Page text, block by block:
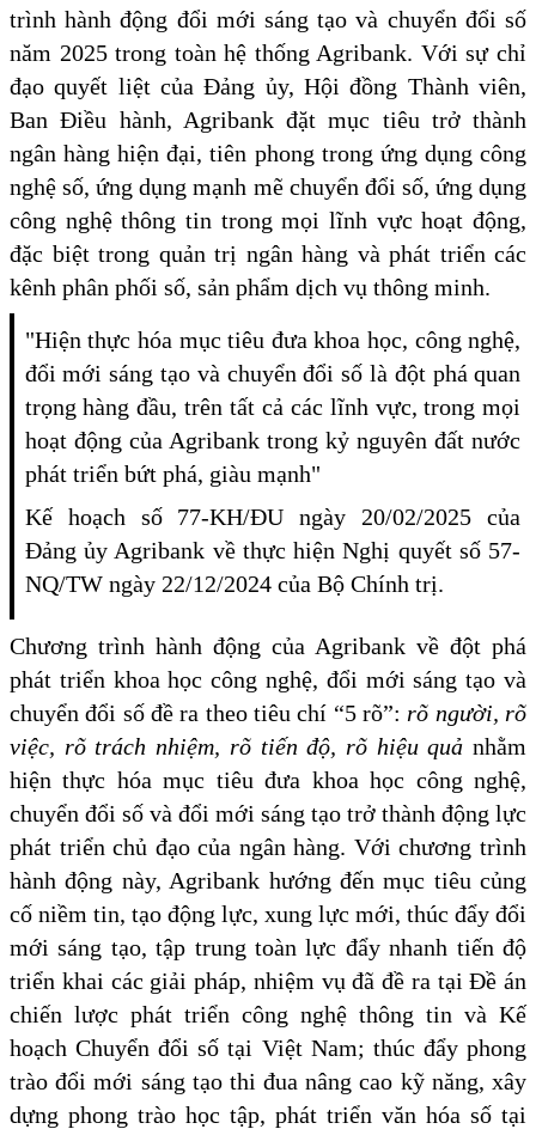
trình hành động đổi mới sáng tạo và chuyển đổi số
năm 2025 trong toàn hệ thống Agribank. Với sự chỉ
đạo quyết liệt của Đảng ủy, Hội đồng Thành viên,
Ban Điều hành, Agribank đặt mục tiêu trở thành
ngân hàng hiện đại, tiên phong trong ứng dụng công
nghệ số, ứng dụng mạnh mẽ chuyển đổi số, ứng dụng
công nghệ thông tin trong mọi lĩnh vực hoạt động,
đặc biệt trong quản trị ngân hàng và phát triển các
kênh phân phối số, sản phẩm dịch vụ thông minh.
"Hiện thực hóa mục tiêu đưa khoa học, công nghệ,
đổi mới sáng tạo và chuyển đổi số là đột phá quan
trọng hàng đầu, trên tất cả các lĩnh vực, trong mọi
hoạt động của Agribank trong kỷ nguyên đất nước
phát triển bứt phá, giàu mạnh"
Kế hoạch số 77-KH/ĐU ngày 20/02/2025 của
Đảng ủy Agribank về thực hiện Nghị quyết số 57-
NQ/TW ngày 22/12/2024 của Bộ Chính trị.
Chương trình hành động của Agribank về đột phá
phát triển khoa học công nghệ, đổi mới sáng tạo và
chuyển đổi số đề ra theo tiêu chí “5 rõ”: rõ người, rõ
việc, rõ trách nhiệm, rõ tiến độ, rõ hiệu quả nhằm
hiện thực hóa mục tiêu đưa khoa học công nghệ,
chuyển đổi số và đổi mới sáng tạo trở thành động lực
phát triển chủ đạo của ngân hàng. Với chương trình
hành động này, Agribank hướng đến mục tiêu củng
cố niềm tin, tạo động lực, xung lực mới, thúc đẩy đổi
mới sáng tạo, tập trung toàn lực đẩy nhanh tiến độ
triển khai các giải pháp, nhiệm vụ đã đề ra tại Đề án
chiến lược phát triển công nghệ thông tin và Kế
hoạch Chuyển đổi số tại Việt Nam; thúc đẩy phong
trào đổi mới sáng tạo thi đua nâng cao kỹ năng, xây
dựng phong trào học tập, phát triển văn hóa số tại